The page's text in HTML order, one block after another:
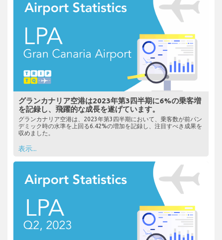
グランカナリア空港は2023年第3四半期に6%の乗客増
を記録し、飛躍的な成長を遂げています。
グランカナリア空港は、2023年第3四半期において、乗客数が前パン
デミック時の水準を上回る6.42%の増加を記録し、注目すべき成果を
収めました。
表示...